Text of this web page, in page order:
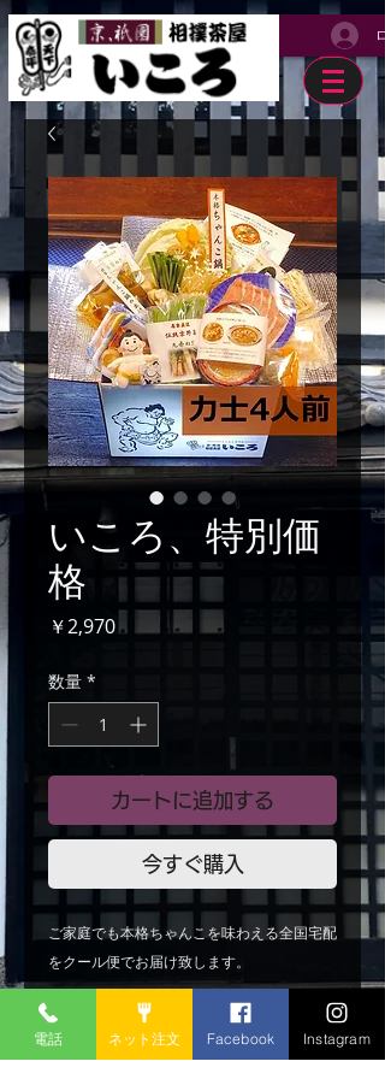
いころ、特別価
格
￥2,970価
数量 *
カートに追加する
今すぐ購入
ご家庭でも本格ちゃんこを味わえる全国宅配
をクール便でお届け致します。
【セット内容】
例：2人前京白菜
電話 ネット注文 Facebook Instagram